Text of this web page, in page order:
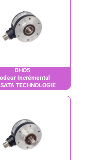
DHO5
Incrémental
TECHNOLOGIE